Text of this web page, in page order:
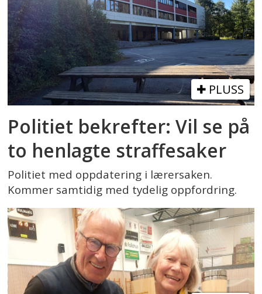
PLUSS
Politiet bekrefter: Vil se på
to henlagte straffesaker
Politiet med oppdatering i lærersaken.
Kommer samtidig med tydelig oppfordring.